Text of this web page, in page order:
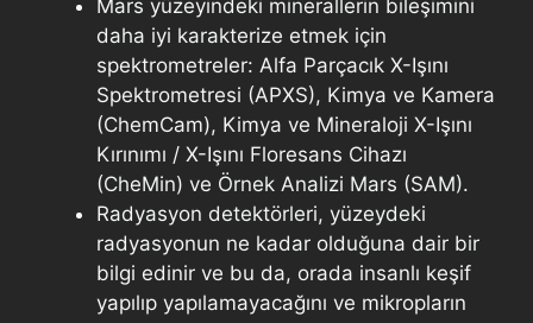
Mars yüzeyindeki minerallerin bileşimini
daha iyi karakterize etmek için
spektrometreler: Alfa Parçacık X-Işını
Spektrometresi (APXS), Kimya ve Kamera
(ChemCam), Kimya ve Mineraloji X-Işını
Kırınımı / X-Işını Floresans Cihazı
(CheMin) ve Örnek Analizi Mars (SAM).
Radyasyon detektörleri, yüzeydeki
radyasyonun ne kadar olduğuna dair bir
bilgi edinir ve bu da, orada insanlı keşif
yapılıp yapılamayacağını ve mikropların